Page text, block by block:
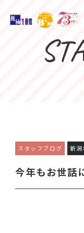
スタッフブログ 新潟
今年もお世